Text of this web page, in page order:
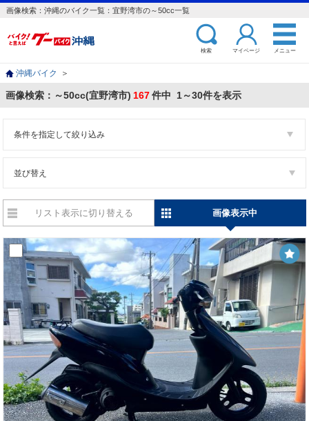
画像検索：沖縄のバイク一覧：宜野湾市の～50cc一覧
検索 マイページ メニュー
沖縄バイク ＞
画像検索：～50cc(宜野湾市) 167件中 1～30件を表示
条件を指定して絞り込み
並び替え
リスト表示に切り替える 画像表示中